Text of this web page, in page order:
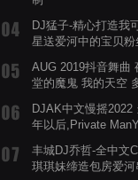
DJ猛子-精心打造我
星送爱河中的宝贝粉
AUG 2019抖音舞曲
堂的魔鬼 我的天空
DJAK中文慢摇2022
年以后,Private
丰城DJ乔哲-全中文
琪琪妹缔造包房爱河